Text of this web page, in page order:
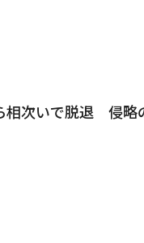
相次いで脱退 侵略